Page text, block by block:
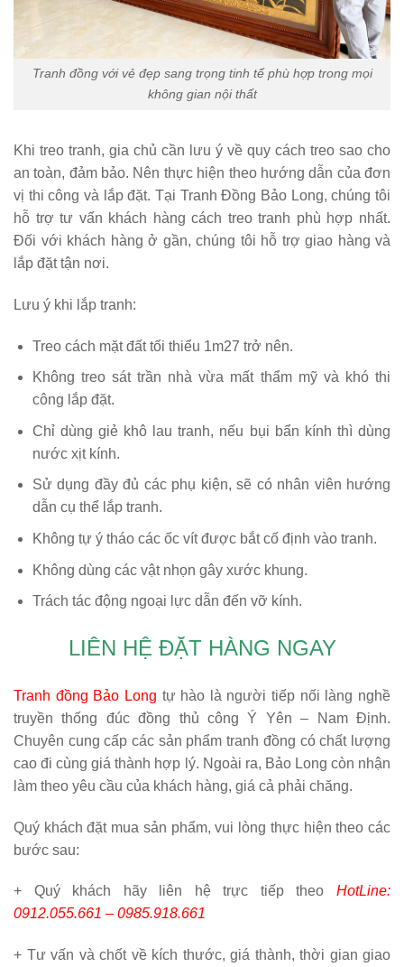
Tranh đồng với vẻ đẹp sang trọng tinh tế phù hợp trong mọi
không gian nội thất
Khi treo tranh, gia chủ cần lưu ý về quy cách treo sao cho
an toàn, đảm bảo. Nên thực hiện theo hướng dẫn của đơn
vị thi công và lắp đặt. Tại Tranh Đồng Bảo Long, chúng tôi
hỗ trợ tư vấn khách hàng cách treo tranh phù hợp nhất.
Đối với khách hàng ở gần, chúng tôi hỗ trợ giao hàng và
lắp đặt tận nơi.
Lưu ý khi lắp tranh:
Treo cách mặt đất tối thiểu 1m27 trở nên.
Không treo sát trần nhà vừa mất thẩm mỹ và khó thi
công lắp đặt.
Chỉ dùng giẻ khô lau tranh, nếu bụi bẩn kính thì dùng
nước xịt kính.
Sử dụng đầy đủ các phụ kiện, sẽ có nhân viên hướng
dẫn cụ thể lắp tranh.
Không tự ý tháo các ốc vít được bắt cố định vào tranh.
Không dùng các vật nhọn gây xước khung.
Trách tác động ngoại lực dẫn đến vỡ kính.
LIÊN HỆ ĐẶT HÀNG NGAY
Tranh đồng Bảo Long tự hào là người tiếp nối làng nghề
truyền thống đúc đồng thủ công Ý Yên – Nam Định.
Chuyên cung cấp các sản phẩm tranh đồng có chất lượng
cao đi cùng giá thành hợp lý. Ngoài ra, Bảo Long còn nhận
làm theo yêu cầu của khách hàng, giá cả phải chăng.
Quý khách đặt mua sản phẩm, vui lòng thực hiện theo các
bước sau:
+ Quý khách hãy liên hệ trực tiếp theo
HotLine:
0912.055.661 – 0985.918.661
+ Tư vấn và chốt về kích thước, giá thành, thời gian giao